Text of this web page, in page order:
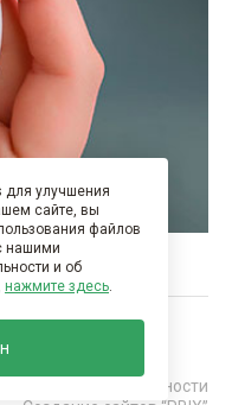
больница с
защищены 2026 г.
конфиденциальности
улучшения
сайте, вы
файлов
нашими
и об
нажмите здесь.